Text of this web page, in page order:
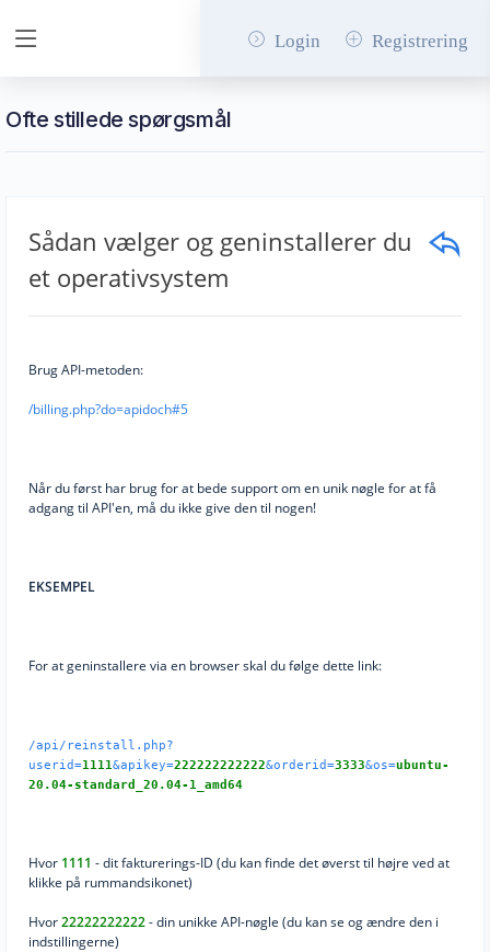
Login Registrering
Ofte stillede spørgsmål
Sådan vælger og geninstallerer du
et operativsystem
Brug API-metoden:
/billing.php?do=apidoch#5
Når du først har brug for at bede support om en unik nøgle for at få
adgang til API'en, må du ikke give den til nogen!
EKSEMPEL
For at geninstallere via en browser skal du følge dette link:
/api/reinstall.php?
userid=1111&apikey=222222222222&orderid=3333&os=ubuntu-
20.04-standard_20.04-1_amd64
Hvor 1111 - dit fakturerings-ID (du kan finde det øverst til højre ved at
klikke på rummandsikonet)
Hvor22222222222- din unikke API-nøgle (du kan se og ændre den i
indstillingerne)